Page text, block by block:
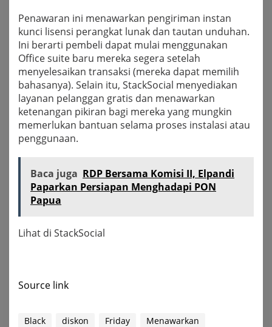
Penawaran ini menawarkan pengiriman instan
kunci lisensi perangkat lunak dan tautan unduhan.
Ini berarti pembeli dapat mulai menggunakan
Office suite baru mereka segera setelah
menyelesaikan transaksi (mereka dapat memilih
bahasanya). Selain itu, StackSocial menyediakan
layanan pelanggan gratis dan menawarkan
ketenangan pikiran bagi mereka yang mungkin
memerlukan bantuan selama proses instalasi atau
penggunaan.
Baca juga RDP Bersama Komisi II, Elpandi
Paparkan Persiapan Menghadapi PON
Papua
Lihat di StackSocial
Source link
Black diskon Friday
Menawarkan